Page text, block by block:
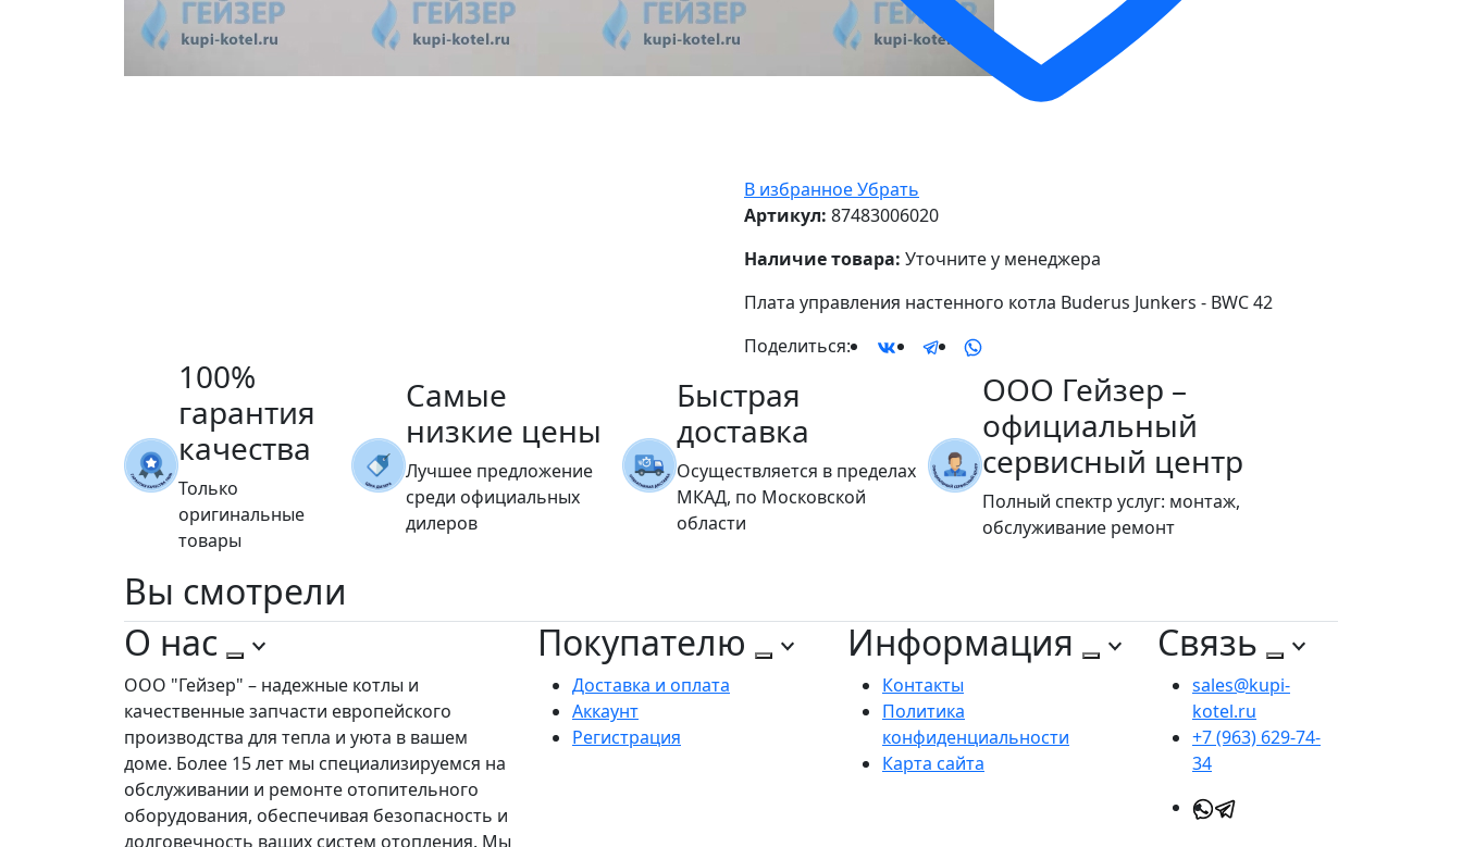
В избранноеУбрать
Артикул: 87483006020
Наличие товара: Уточните у менеджера
Плата управления настенного котла Buderus Junkers - BWC 42
Поделиться:
100%
гарантия
качества
Только
оригинальные
товары
Самые
низкие цены
Лучшее предложение
среди официальных
дилеров
Быстрая
доставка
Осуществляется в пределах
МКАД, по Московской
области
ООО Гейзер –
официальный
сервисный центр
Полный спектр услуг: монтаж,
обслуживание ремонт
Вы смотрели
О нас
ООО "Гейзер" – надежные котлы и
качественные запчасти европейского
производства для тепла и уюта в вашем
доме. Более 15 лет мы специализируемся на
обслуживании и ремонте отопительного
оборудования, обеспечивая безопасность и
долговечность ваших систем отопления. Мы
Покупателю
Доставка и оплата
Аккаунт
Регистрация
Информация
Контакты
Политика
конфиденциальности
Карта сайта
Связь
sales@kupi-
kotel.ru
+7 (963) 629-74-
34